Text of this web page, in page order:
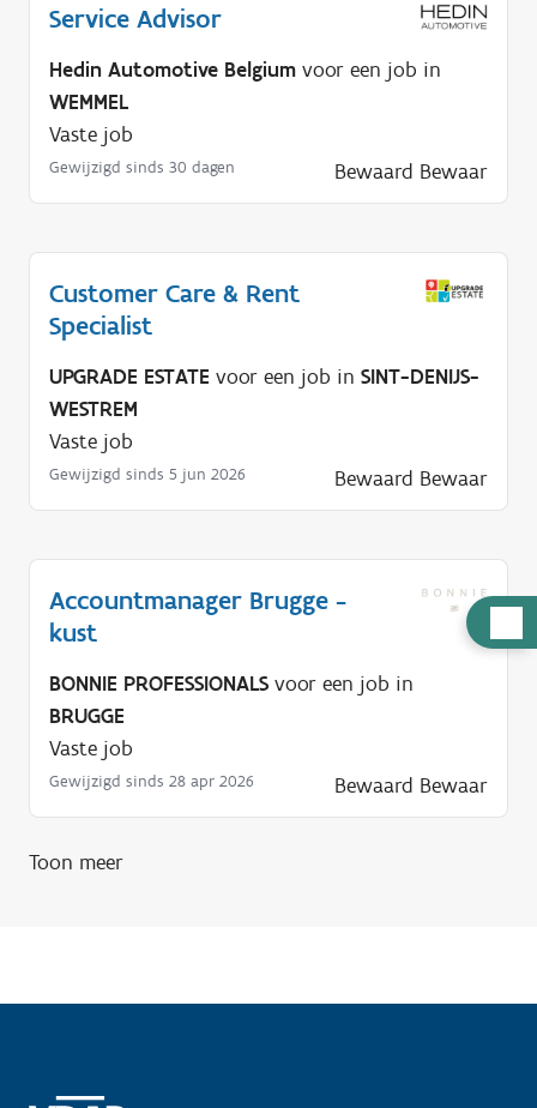
u
o
d
Service Advisor
Hedin Automotive Belgium voor een job in
WEMMEL
Vaste job
Gewijzigd sinds 30 dagen Bewaard Bewaar
Customer Care & Rent
Specialist
UPGRADE ESTATE voor een job in SINT-DENIJS-
WESTREM
Vaste job
Gewijzigd sinds 5 jun 2026 Bewaard Bewaar
Accountmanager Brugge -
kust
BONNIE PROFESSIONALS voor een job in
BRUGGE
Vaste job
Gewijzigd sinds 28 apr 2026 Bewaard Bewaar
Toon meer